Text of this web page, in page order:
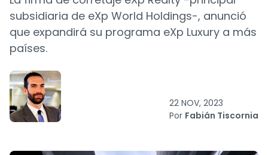
subsidiaria de eXp World Holdings-, anunció
que expandirá su programa eXp Luxury a más
países.
22 NOV, 2023
Por Fabián Tiscornia